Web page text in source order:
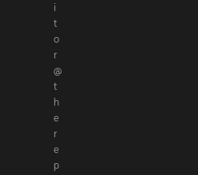
e
d
i
t
o
r
@
t
h
e
r